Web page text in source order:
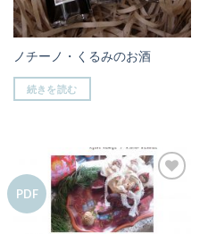
ノチーノ・くるみのお酒
続きを読む
PDF